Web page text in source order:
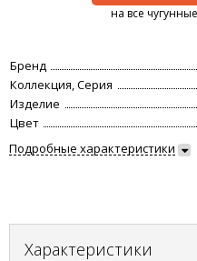
на все
Бренд
Коллекция, Серия
Изделие
Цвет
Подробные характеристики
Характеристики